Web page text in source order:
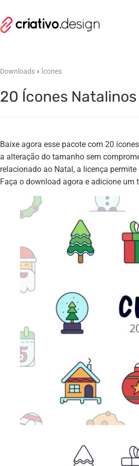
Downloads › Ícones
20 Ícones
Baixe agora esse pacote com 20
a alteração do tamanho sem
relacionado ao Natal, a licença
Faça o download agora e adicione um